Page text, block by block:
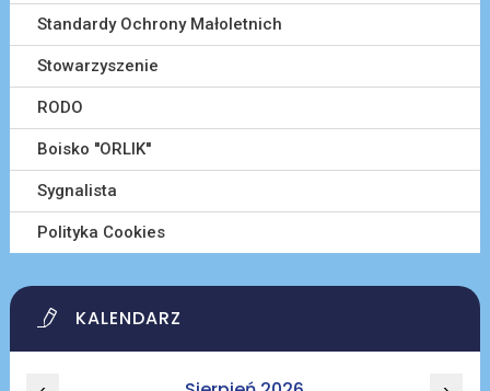
Standardy Ochrony Małoletnich
Stowarzyszenie
RODO
Boisko ''ORLIK''
Sygnalista
Polityka Cookies
KALENDARZ